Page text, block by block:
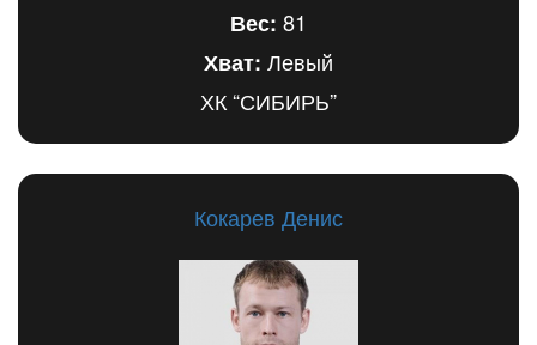
Вес: 81
Хват: Левый
ХК “СИБИРЬ”
Кокарев Денис